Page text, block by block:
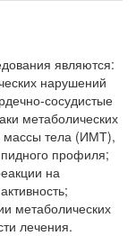
являются:
нарушений
сосудистые
метаболических
массы тела (ИМТ),
профиля;
на
метаболических
лечения.